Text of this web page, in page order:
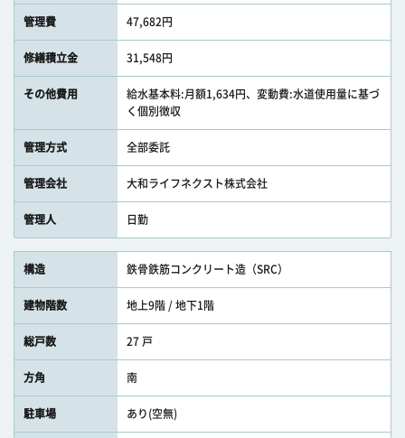
管理費 47,682円
修繕積立金 31,548円
その他費用
給水基本料:月額1,634円、変動費:水道使用量に基づ
く個別徴収
管理方式 全部委託
管理会社 大和ライフネクスト株式会社
管理人 日勤
構造 鉄骨鉄筋コンクリート造（SRC）
建物階数 地上9階 / 地下1階
総戸数 27 戸
方角 南
駐車場 あり(空無)